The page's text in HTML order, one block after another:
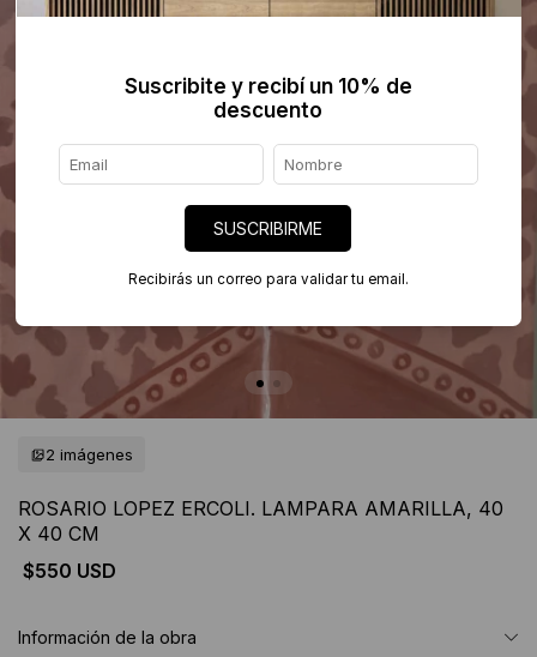
2 imágenes
ROSARIO LOPEZ ERCOLI. LAMPARA AMARILLA, 40
X 40 CM
$550 USD
Información de la obra
Suscribite y recibí un 10% de
descuento
SUSCRIBIRME
Recibirás un correo para validar tu email.